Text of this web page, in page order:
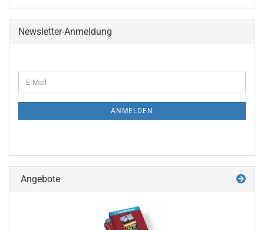
Newsletter-Anmeldung
ZUR
E-
Mail
ANMELDEN
Angebote